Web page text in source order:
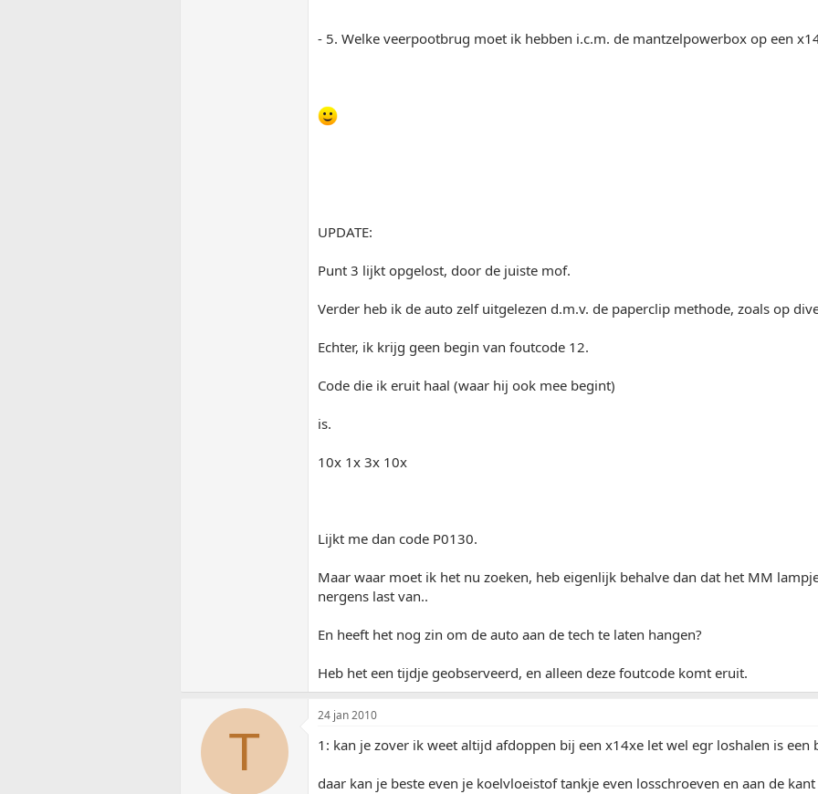
- 5. Welke veerpootbrug moet ik hebben i.c.m. de mantzelpowerbox op een
UPDATE:
Punt 3 lijkt opgelost, door de juiste mof.
Verder heb ik de auto zelf uitgelezen d.m.v. de paperclip methode, zoals op
Echter, ik krijg geen begin van foutcode 12.
Code die ik eruit haal (waar hij ook mee begint)
is.
10x 1x 3x 10x
Lijkt me dan code P0130.
Maar waar moet ik het nu zoeken, heb eigenlijk behalve dan dat het MM
nergens last van..
En heeft het nog zin om de auto aan de tech te laten hangen?
Heb het een tijdje geobserveerd, en alleen deze foutcode komt eruit.
T
24 jan 2010
1: kan je zover ik weet altijd afdoppen bij een x14xe let wel egr loshalen is een
daar kan je beste even je koelvloeistof tankje even losschroeven en aan de